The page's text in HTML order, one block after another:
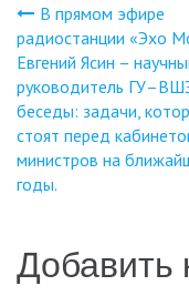
по
В прямом эфире
радиостанции «Эхо
Евгений Ясин –
руководитель
беседы: задачи,
стоят перед
министров на
годы.
Добавить